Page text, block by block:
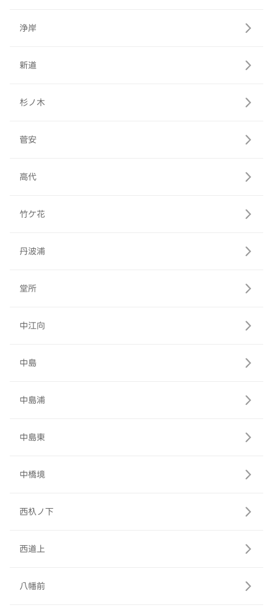
浄岸
新道
杉ノ木
菅安
高代
竹ケ花
丹波浦
堂所
中江向
中島
中島浦
中島東
中橋境
西杁ノ下
西道上
八幡前